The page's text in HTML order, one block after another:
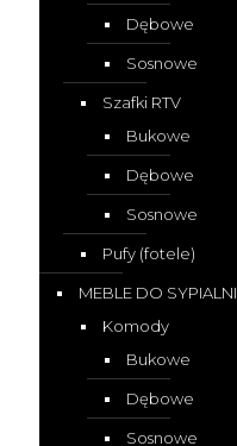
Dębowe
Sosnowe
Szafki RTV
Bukowe
Dębowe
Sosnowe
Pufy (fotele)
MEBLE DO SYPIALNI
Komody
Bukowe
Dębowe
Sosnowe